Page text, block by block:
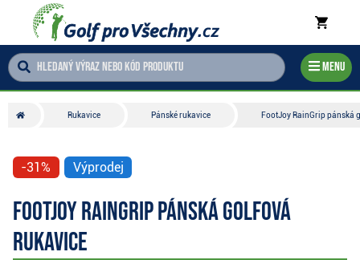
Menu
Rukavice Pánské rukavice FootJoy RainGrip pánská
-31% Výprodej
FootJoy RainGrip pánská golfová
rukavice